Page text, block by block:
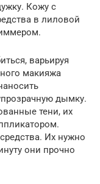
Кожу с
в лиловой
варьируя
макияжа
дымку.
тени, их
Их нужно
они прочно